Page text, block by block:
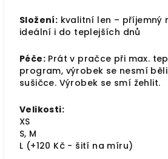
Složení: kvalitní len – příjemný
ideální i do teplejších dnů
Péče: Prát v pračce při max.
program, výrobek se nesmí
sušičce. Výrobek se smí žehlit.
Velikosti:
XS
S, M
L (+120 Kč - šití na míru)